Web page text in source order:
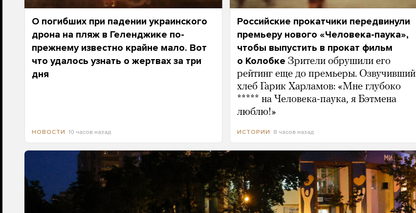
О погибших при падении украинского
дрона на пляж в Геленджике по-
прежнему известно крайне мало. Вот
что удалось узнать о жертвах за три
дня
НОВОСТИ 10 часов назад
Российские прокатчики передвинули
премьеру нового «Человека-паука»,
чтобы выпустить в прокат фильм
о Колобке Зрители обрушили его
рейтинг еще до премьеры. Озвучивший
хлеб Гарик Харламов: «Мне глубоко
***** на Человека-паука, я Бэтмена
люблю!»
ИСТОРИИ 8 часов назад